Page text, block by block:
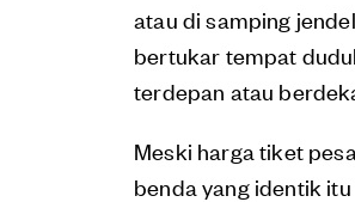
atau di samping
bertukar tempat
terdepan atau
Meski harga tiket
benda yang identik